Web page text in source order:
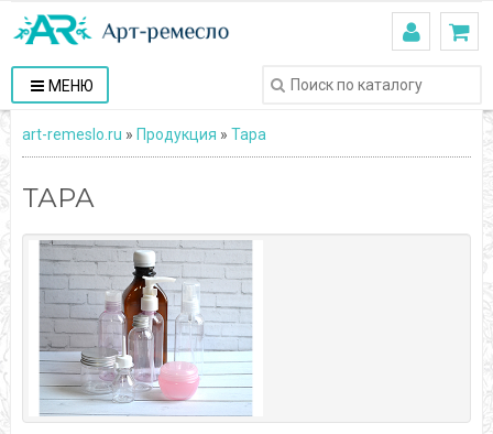
МЕНЮ
art-remeslo.ru » Продукция » Тара
ТАРА